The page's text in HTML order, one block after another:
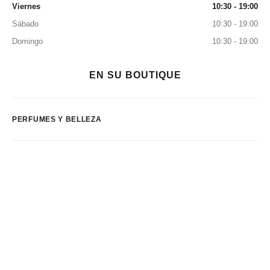
Viernes
10:30 - 19:00
Sábado
10:30 - 19:00
Domingo
10:30 - 19:00
EN SU BOUTIQUE
PERFUMES Y BELLEZA